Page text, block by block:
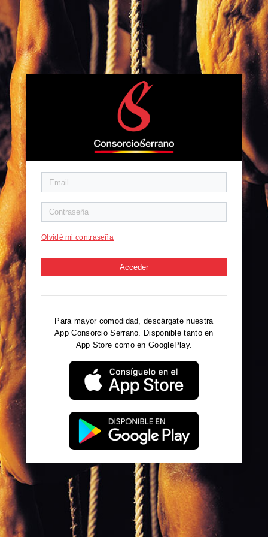
Olvidé mi contraseña
Acceder
Para mayor comodidad, descárgate nuestra
App Consorcio Serrano. Disponible tanto en
App Store como en GooglePlay.